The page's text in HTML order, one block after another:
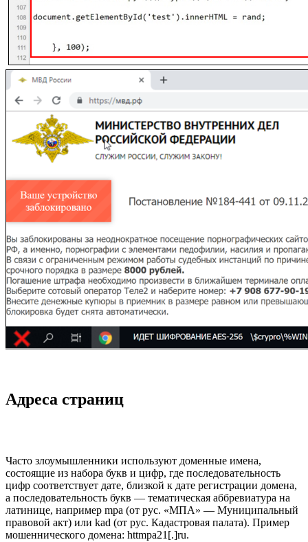
Адреса страниц
Часто злоумышленники используют доменные имена,
состоящие из набора букв и цифр, где последовательность
цифр соответствует дате, близкой к дате регистрации домена,
а последовательность букв — тематическая аббревиатура на
латинице, например mpa (от рус. «МПА» — Муниципальный
правовой акт) или kad (от рус. Кадастровая палата). Пример
мошеннического домена: httmpa21[.]ru.